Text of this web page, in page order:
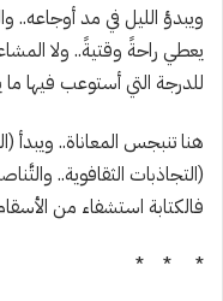
ويبدؤ الليل في مد أوجاعه..
يعطي راحةً وقتيةً.. ولا
للدرجة التي أستوعب فيها ما
هنا تنبجس المعاناة..
(التجاذبات الثقافوية..
فالكتابة استشفاء من الأسقام
* * *